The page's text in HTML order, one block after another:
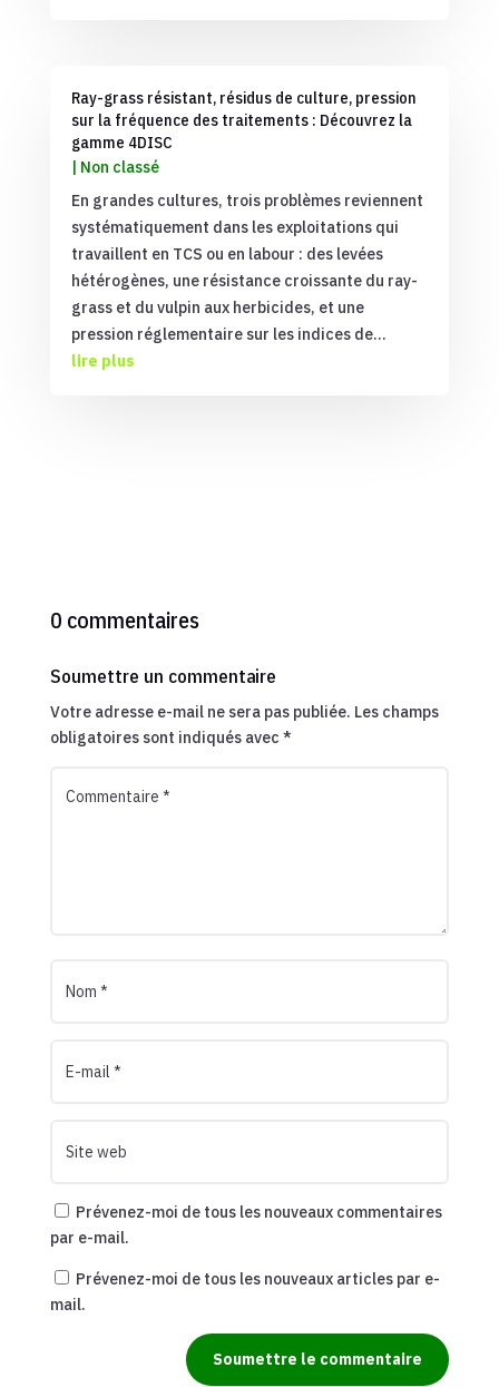
Ray-grass résistant, résidus de culture, pression
sur la fréquence des traitements : Découvrez la
gamme 4DISC
Non classé
En grandes cultures, trois problèmes reviennent
systématiquement dans les exploitations qui
travaillent en TCS ou en labour : des levées
hétérogènes, une résistance croissante du ray-
grass et du vulpin aux herbicides, et une
pression réglementaire sur les indices de...
lire plus
0 commentaires
Soumettre un commentaire
Votre adresse e-mail ne sera pas publiée. Les champs
obligatoires sont indiqués avec *
Prévenez-moi de tous les nouveaux commentaires
par e-mail.
Prévenez-moi de tous les nouveaux articles par e-
mail.
Soumettre le commentaire